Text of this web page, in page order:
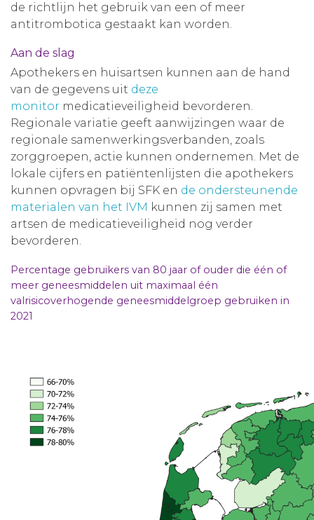
de richtlijn het gebruik van een of meer
antitrombotica gestaakt kan worden.
Aan de slag
Apothekers en huisartsen kunnen aan de hand
van de gegevens uit deze
monitor medicatieveiligheid bevorderen.
Regionale variatie geeft aanwijzingen waar de
regionale samenwerkingsverbanden, zoals
zorggroepen, actie kunnen ondernemen. Met de
lokale cijfers en patiëntenlijsten die apothekers
kunnen opvragen bij SFK en de ondersteunende
materialen van het IVM kunnen zij samen met
artsen de medicatieveiligheid nog verder
bevorderen.
Percentage gebruikers van 80 jaar of ouder die één of
meer geneesmiddelen uit maximaal één
valrisicoverhogende geneesmiddelgroep gebruiken in
2021